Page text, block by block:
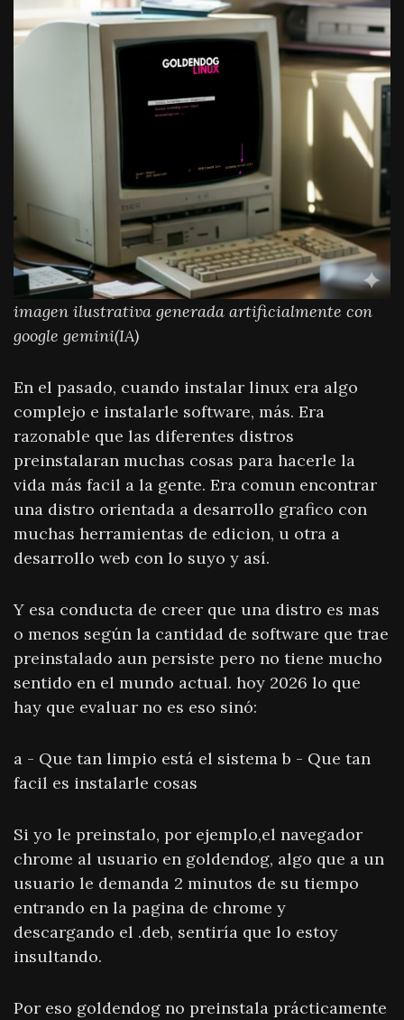
imagen ilustrativa generada artificialmente con
google gemini(IA)
En el pasado, cuando instalar linux era algo
complejo e instalarle software, más. Era
razonable que las diferentes distros
preinstalaran muchas cosas para hacerle la
vida más facil a la gente. Era comun encontrar
una distro orientada a desarrollo grafico con
muchas herramientas de edicion, u otra a
desarrollo web con lo suyo y así.
Y esa conducta de creer que una distro es mas
o menos según la cantidad de software que trae
preinstalado aun persiste pero no tiene mucho
sentido en el mundo actual. hoy 2026 lo que
hay que evaluar no es eso sinó:
a - Que tan limpio está el sistema b - Que tan
facil es instalarle cosas
Si yo le preinstalo, por ejemplo,el navegador
chrome al usuario en goldendog, algo que a un
usuario le demanda 2 minutos de su tiempo
entrando en la pagina de chrome y
descargando el .deb, sentiría que lo estoy
insultando.
Por eso goldendog no preinstala prácticamente